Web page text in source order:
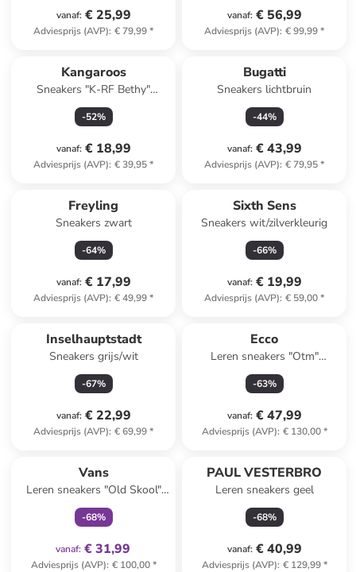
vanaf: € 25,99
Adviesprijs (AVP): € 79,99*
vanaf: € 56,99
Adviesprijs (AVP): € 99,99*
Kangaroos
Sneakers "K-RF Bethy"
donkerblauw
-52%
vanaf: € 18,99
Adviesprijs (AVP): € 39,95*
Bugatti
Sneakers lichtbruin
-44%
vanaf: € 43,99
Adviesprijs (AVP): € 79,95*
Freyling
Sneakers zwart
-64%
vanaf: € 17,99
Adviesprijs (AVP): € 49,99*
Sixth Sens
Sneakers wit/zilverkleurig
-66%
vanaf: € 19,99
Adviesprijs (AVP): € 59,00*
Inselhauptstadt
Sneakers grijs/wit
-67%
vanaf: € 22,99
Adviesprijs (AVP): € 69,99*
Ecco
Leren sneakers "Otm"
grijs/zilverkleurig
-63%
vanaf: € 47,99
Adviesprijs (AVP): € 130,00*
Vans
Leren sneakers "Old Skool"
bruin
-68%
vanaf: € 31,99
Adviesprijs (AVP): € 100,00*
PAUL VESTERBRO
Leren sneakers geel
-68%
vanaf: € 40,99
Adviesprijs (AVP): € 129,99*